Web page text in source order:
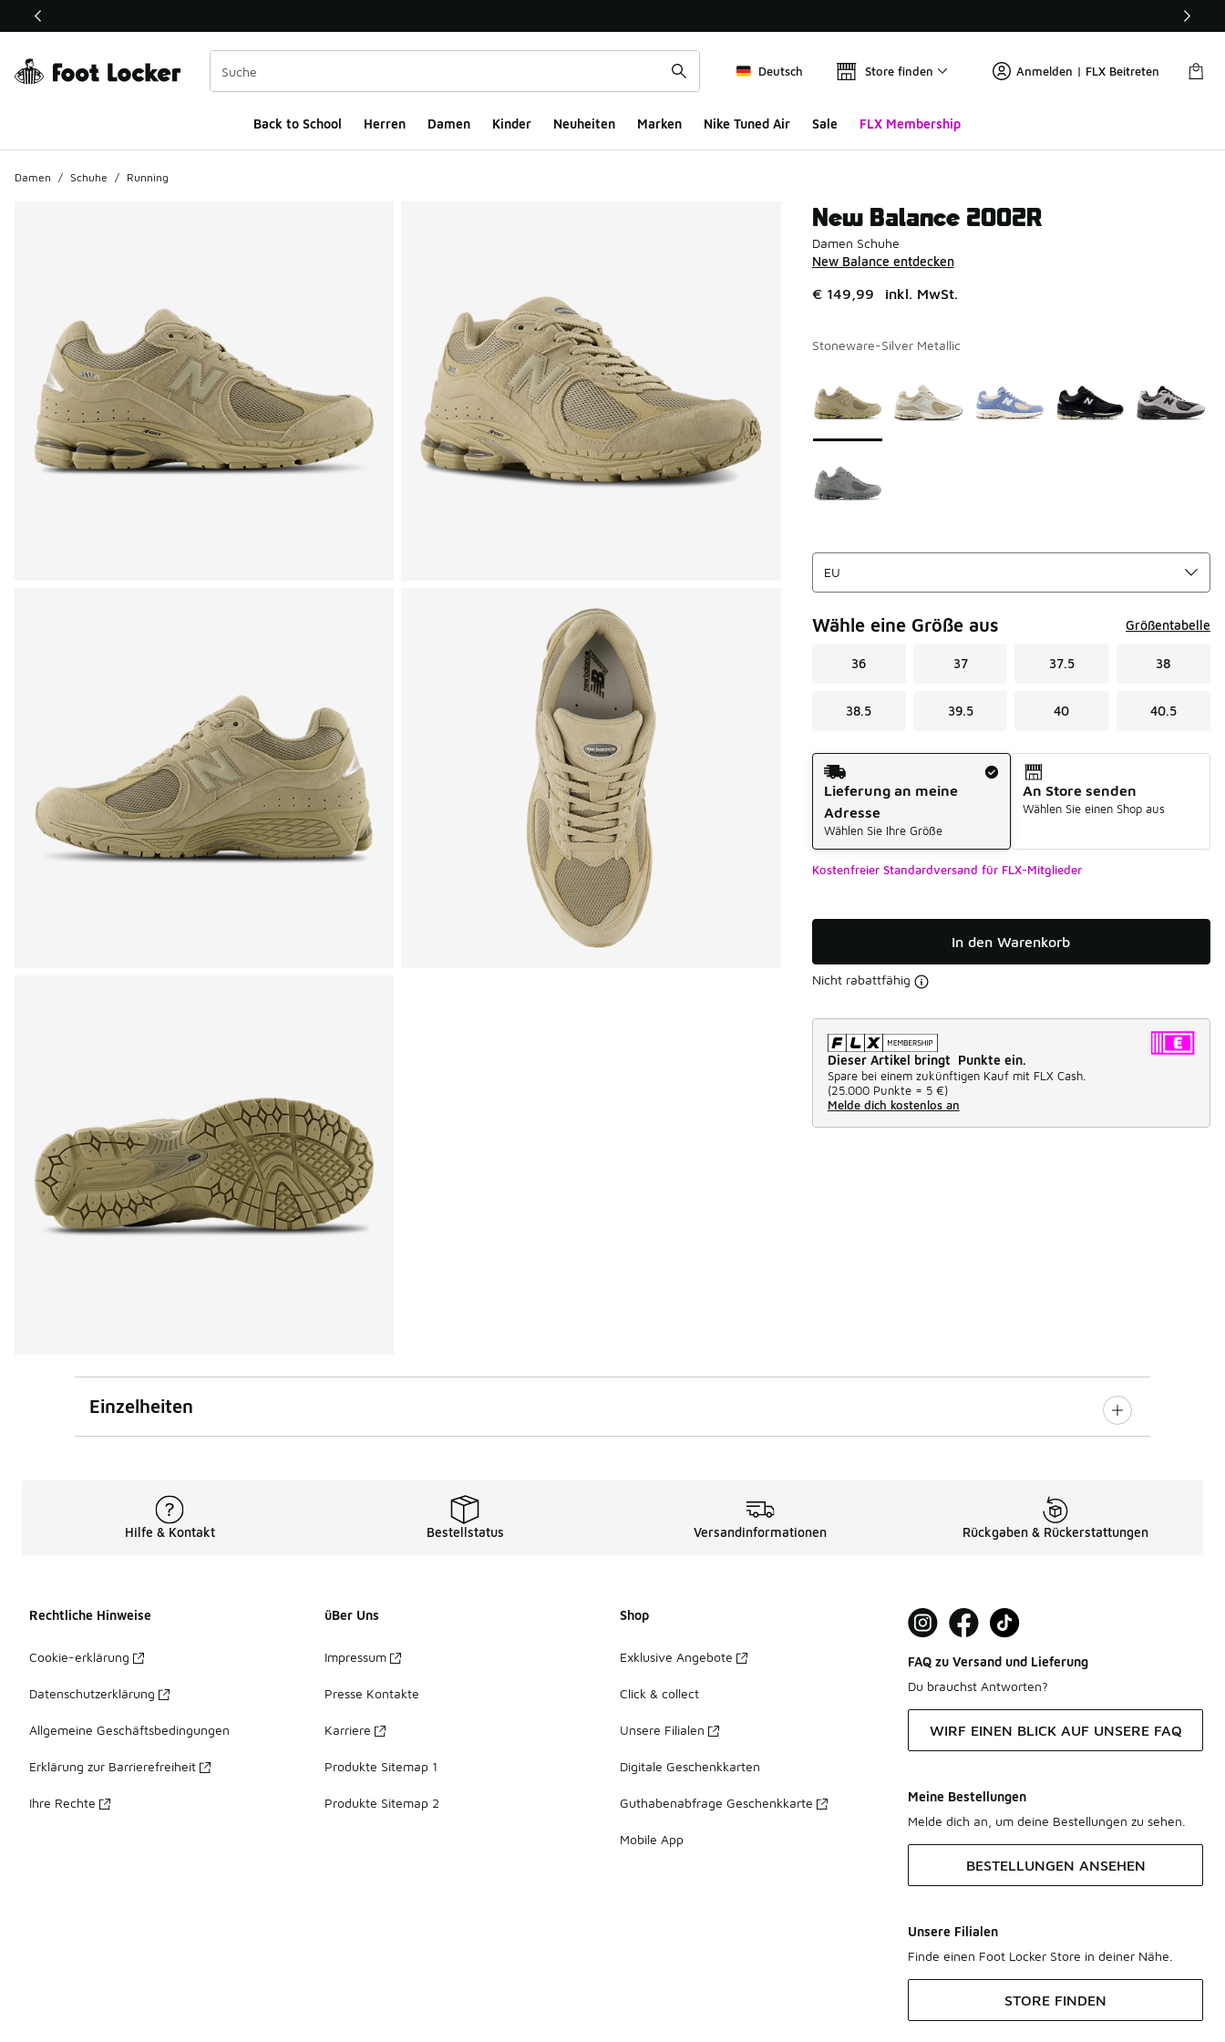
Dieser Link öffnet sich in einem neuen Fenster
Deutsch Store finden Anmelden | FLX Beitreten
Back to School Herren Damen Kinder Neuheiten Marken Nike Tuned Air Sale FLX Membership
Damen / Schuhe / Running
New Balance 2002R
Damen Schuhe
New Balance entdecken
€ 149,99 inkl. MwSt.
Stoneware-Silver Metallic
Wähle eine Größe aus Größentabelle
36 37 37.5 38
38.5 39.5 40 40.5
Versandart
Lieferung an meine
Adresse
Wählen Sie Ihre Größe
An Store senden
Wählen Sie einen Shop aus
Kostenfreier Standardversand für FLX-Mitglieder
In den Warenkorb
Nicht rabattfähig
Dieser Artikel bringt Punkte ein.
Spare bei einem zukünftigen Kauf mit FLX Cash.
(25.000 Punkte = 5 €)
Melde dich kostenlos an
Einzelheiten
Hilfe & Kontakt Bestellstatus Versandinformationen Rückgaben & Rückerstattungen
Rechtliche Hinweise
Cookie-erklärung
Datenschutzerklärung
Allgemeine Geschäftsbedingungen
Erklärung zur Barrierefreiheit
Ihre Rechte
üBer Uns
Impressum
Presse Kontakte
Karriere
Produkte Sitemap 1
Produkte Sitemap 2
Shop
Exklusive Angebote
Click & collect
Unsere Filialen
Digitale Geschenkkarten
Guthabenabfrage Geschenkkarte
Mobile App
FAQ zu Versand und Lieferung
Du brauchst Antworten?
WIRF EINEN BLICK AUF UNSERE FAQ
Meine Bestellungen
Melde dich an, um deine Bestellungen zu sehen.
BESTELLUNGEN ANSEHEN
Unsere Filialen
Finde einen Foot Locker Store in deiner Nähe.
STORE FINDEN